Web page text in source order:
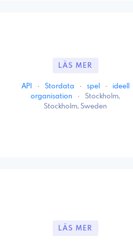
LÄS MER
API · Stordata · spel ·
ideell
organisation
·
Stockholm,
Stockholm, Sweden
LÄS MER